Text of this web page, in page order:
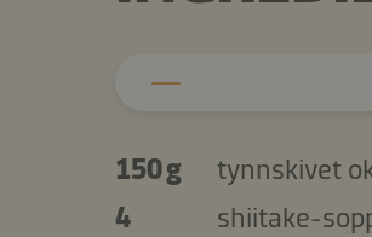
150 g
tynnskivet
4
shiitake-